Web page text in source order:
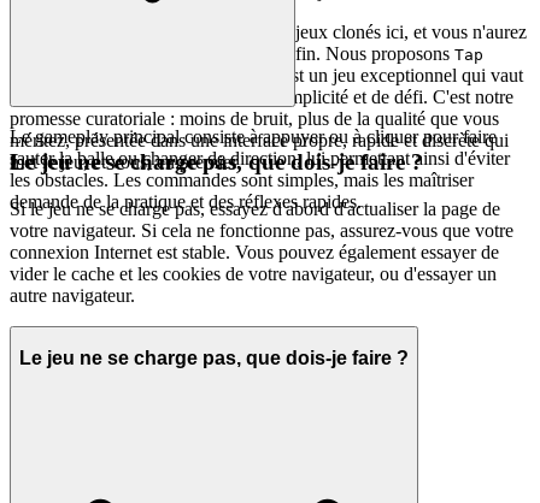
Vous ne trouverez pas des milliers de jeux clonés ici, et vous n'aurez
pas à naviguer dans un désordre sans fin. Nous proposons Tap
parce que nous pensons que c'est un jeu exceptionnel qui vaut
votre temps, un mélange parfait de simplicité et de défi. C'est notre
promesse curatoriale : moins de bruit, plus de la qualité que vous
méritez, présentée dans une interface propre, rapide et discrète qui
met le jeu, et vous, en premier.
Le gameplay principal consiste à appuyer ou à cliquer pour faire
sauter la balle ou changer de direction, lui permettant ainsi d'éviter
les obstacles. Les commandes sont simples, mais les maîtriser
demande de la pratique et des réflexes rapides.
Le jeu ne se charge pas, que dois-je faire ?
Si le jeu ne se charge pas, essayez d'abord d'actualiser la page de
votre navigateur. Si cela ne fonctionne pas, assurez-vous que votre
connexion Internet est stable. Vous pouvez également essayer de
vider le cache et les cookies de votre navigateur, ou d'essayer un
autre navigateur.
Le jeu ne se charge pas, que dois-je faire ?